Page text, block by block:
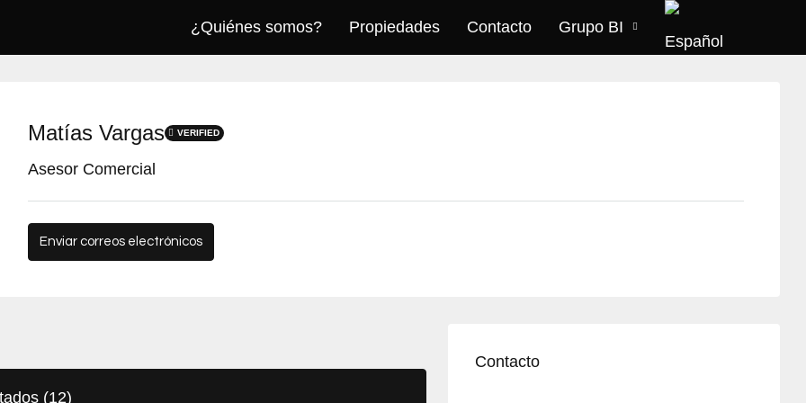
¿Quiénes somos? Propiedades Contacto Grupo BI
Matías Vargas VERIFIED
Asesor Comercial
Enviar correos electrónicos
(12)
Contacto